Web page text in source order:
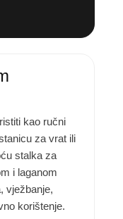
kao ručni
za vrat ili
stalka za
i laganom
vježbanje,
korištenje.